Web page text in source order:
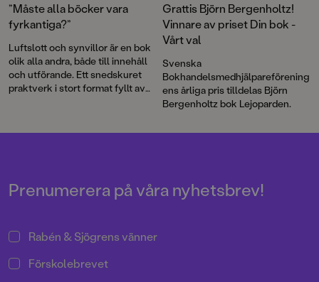
”Måste alla böcker vara
fyrkantiga?”
Luftslott och synvillor är en bok
olik alla andra, både till innehåll
och utförande. Ett snedskuret
praktverk i stort format fyllt av
Grattis Björn Bergenholtz!
Vinnare av priset Din bok -
Vårt val
Svenska
Bokhandelsmedhjälpareförening
ens årliga pris tilldelas Björn
Bergenholtz bok Lejoparden.
Prenumerera på våra nyhetsbrev!
Rabén & Sjögrens vänner
Förskolebrevet